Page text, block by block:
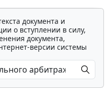
документа и
о вступлении в силу,
документа,
версии системы